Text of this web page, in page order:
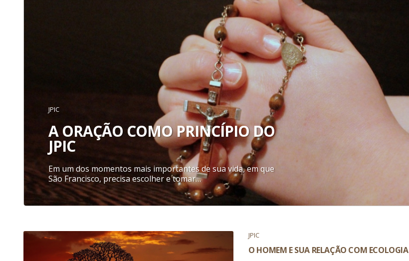
JPIC
A ORAÇÃO COMO PRINCÍPIO DO
JPIC
Em um dos momentos mais importantes de sua vida, em que
São Francisco, precisa escolher e tomar…
JPIC
O HOMEM E SUA RELAÇÃO COM ECOLOGIA